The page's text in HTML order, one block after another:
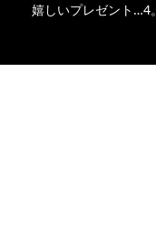
嬉しいプレゼント…4。